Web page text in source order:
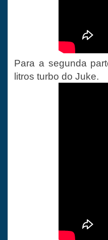
Para a segunda
litros turbo do Juke.